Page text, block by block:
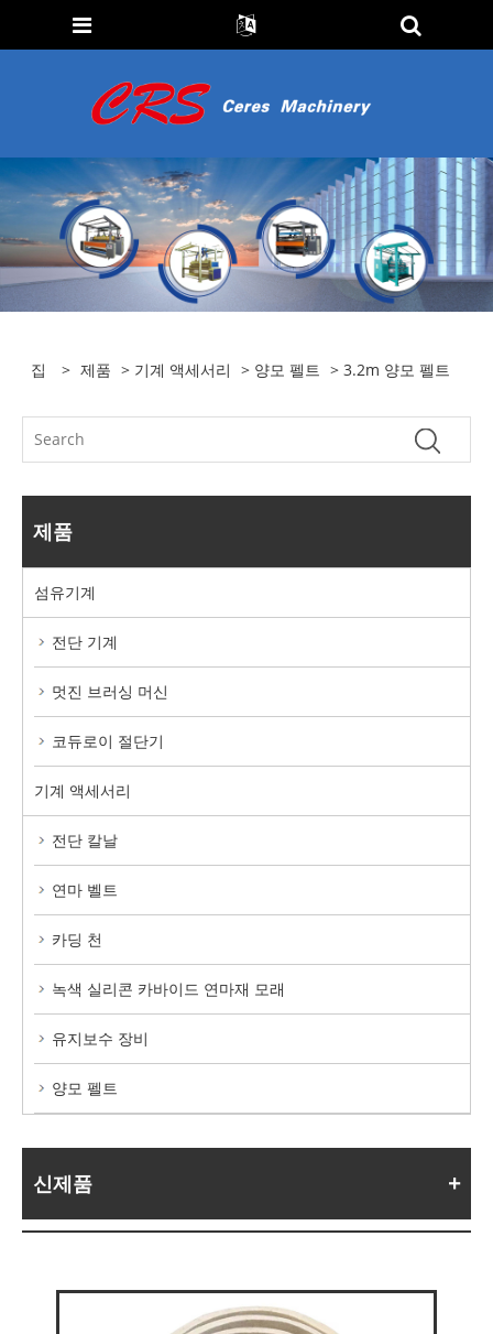
집 > 제품 > 기계 액세서리 > 양모 펠트 > 3.2m 양모 펠트
제품
섬유기계
전단 기계
멋진 브러싱 머신
코듀로이 절단기
기계 액세서리
전단 칼날
연마 벨트
카딩 천
녹색 실리콘 카바이드 연마재 모래
유지보수 장비
양모 펠트
신제품